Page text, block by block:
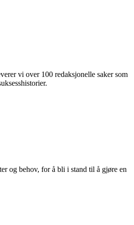
vi over 100 redaksjonelle saker som
og behov, for å bli i stand til å gjøre en